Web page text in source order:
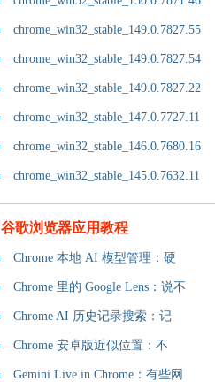
chrome_win32_stable_149.0.7827.55
chrome_win32_stable_149.0.7827.54
chrome_win32_stable_149.0.7827.22
chrome_win32_stable_147.0.7727.11
chrome_win32_stable_146.0.7680.16
chrome_win32_stable_145.0.7632.11
谷歌浏览器应用教程
Chrome 本地 AI 模型管理：硬
Chrome 里的 Google Lens：说不
Chrome AI 历史记录搜索：记
Chrome 安卓版近似位置：不
Gemini Live in Chrome：有些网